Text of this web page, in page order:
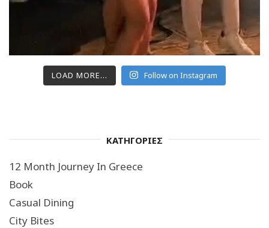
LOAD MORE... Follow on Instagram
ΚΑΤΗΓΟΡΙΕΣ
12 Month Journey In Greece
Book
Casual Dining
City Bites